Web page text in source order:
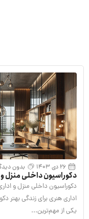
26 دی 1403 بدون
دکوراسیون داخلی منزل و
دکوراسیون داخلی منزل و
اداری هنری برای زندگی بهتر
یکی از مهم‌ترین...